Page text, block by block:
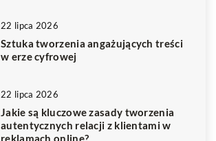
22 lipca 2026
Sztuka tworzenia angażujących treści
w erze cyfrowej
22 lipca 2026
Jakie są kluczowe zasady tworzenia
autentycznych relacji z klientami w